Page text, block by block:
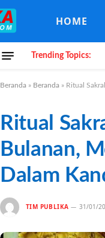
HOME
Trending Topics:
Beranda » Beranda » Ritual
Ritual
Bulanan,
Dalam
TIM PUBLIKA 31/01/